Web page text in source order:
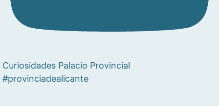
Curiosidades Palacio Provincial
#provinciadealicante